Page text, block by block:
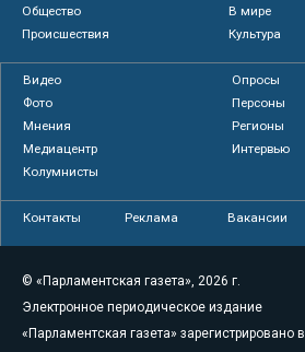
Общество
В мире
Происшествия
Культура
Видео
Опросы
Фото
Персоны
Мнения
Регионы
Медиацентр
Интервью
Колумнисты
Контакты Реклама Вакансии
© «Парламентская газета», 2026 г.
Электронное периодическое издание
«Парламентская газета» зарегистрировано в